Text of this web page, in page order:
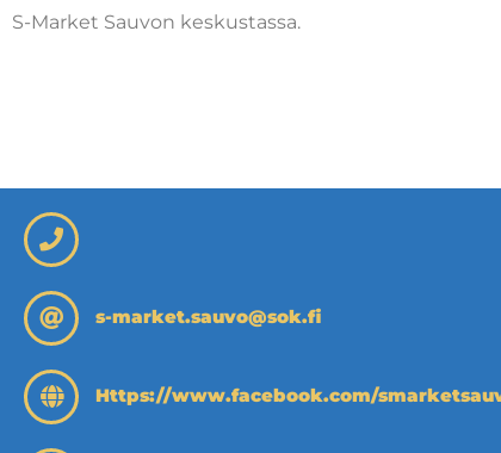
S-Market Sauvon keskustassa.
s-market.sauvo@sok.fi
Https://www.facebook.com/